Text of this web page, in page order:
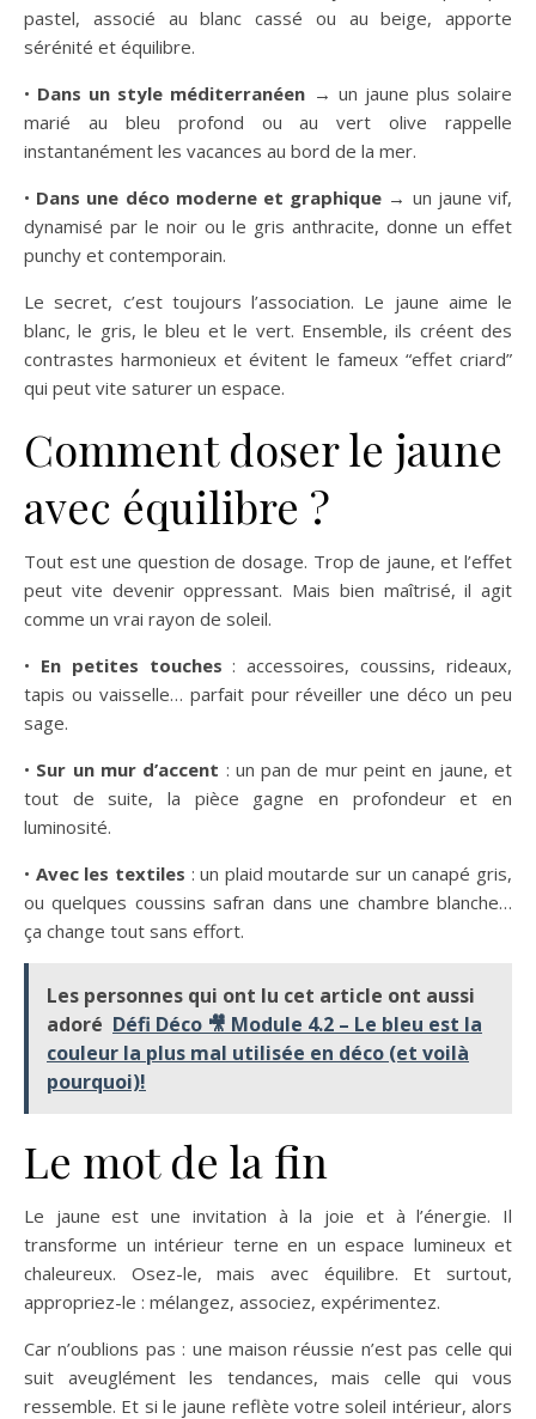
pastel, associé au blanc cassé ou au beige, apporte
sérénité et équilibre.
• Dans un style méditerranéen → un jaune plus solaire
marié au bleu profond ou au vert olive rappelle
instantanément les vacances au bord de la mer.
• Dans une déco moderne et graphique → un jaune vif,
dynamisé par le noir ou le gris anthracite, donne un effet
punchy et contemporain.
Le secret, c’est toujours l’association. Le jaune aime le
blanc, le gris, le bleu et le vert. Ensemble, ils créent des
contrastes harmonieux et évitent le fameux “effet criard”
qui peut vite saturer un espace.
Comment doser le jaune
avec équilibre ?
Tout est une question de dosage. Trop de jaune, et l’effet
peut vite devenir oppressant. Mais bien maîtrisé, il agit
comme un vrai rayon de soleil.
• En petites touches : accessoires, coussins, rideaux,
tapis ou vaisselle… parfait pour réveiller une déco un peu
sage.
• Sur un mur d’accent : un pan de mur peint en jaune, et
tout de suite, la pièce gagne en profondeur et en
luminosité.
• Avec les textiles : un plaid moutarde sur un canapé gris,
ou quelques coussins safran dans une chambre blanche…
ça change tout sans effort.
Les personnes qui ont lu cet article ont aussi
adoré Défi Déco 🎥 Module 4.2 – Le bleu est la
couleur la plus mal utilisée en déco (et voilà
pourquoi)!
Le mot de la fin
Le jaune est une invitation à la joie et à l’énergie. Il
transforme un intérieur terne en un espace lumineux et
chaleureux. Osez-le, mais avec équilibre. Et surtout,
appropriez-le : mélangez, associez, expérimentez.
Car n’oublions pas : une maison réussie n’est pas celle qui
suit aveuglément les tendances, mais celle qui vous
ressemble. Et si le jaune reflète votre soleil intérieur, alors